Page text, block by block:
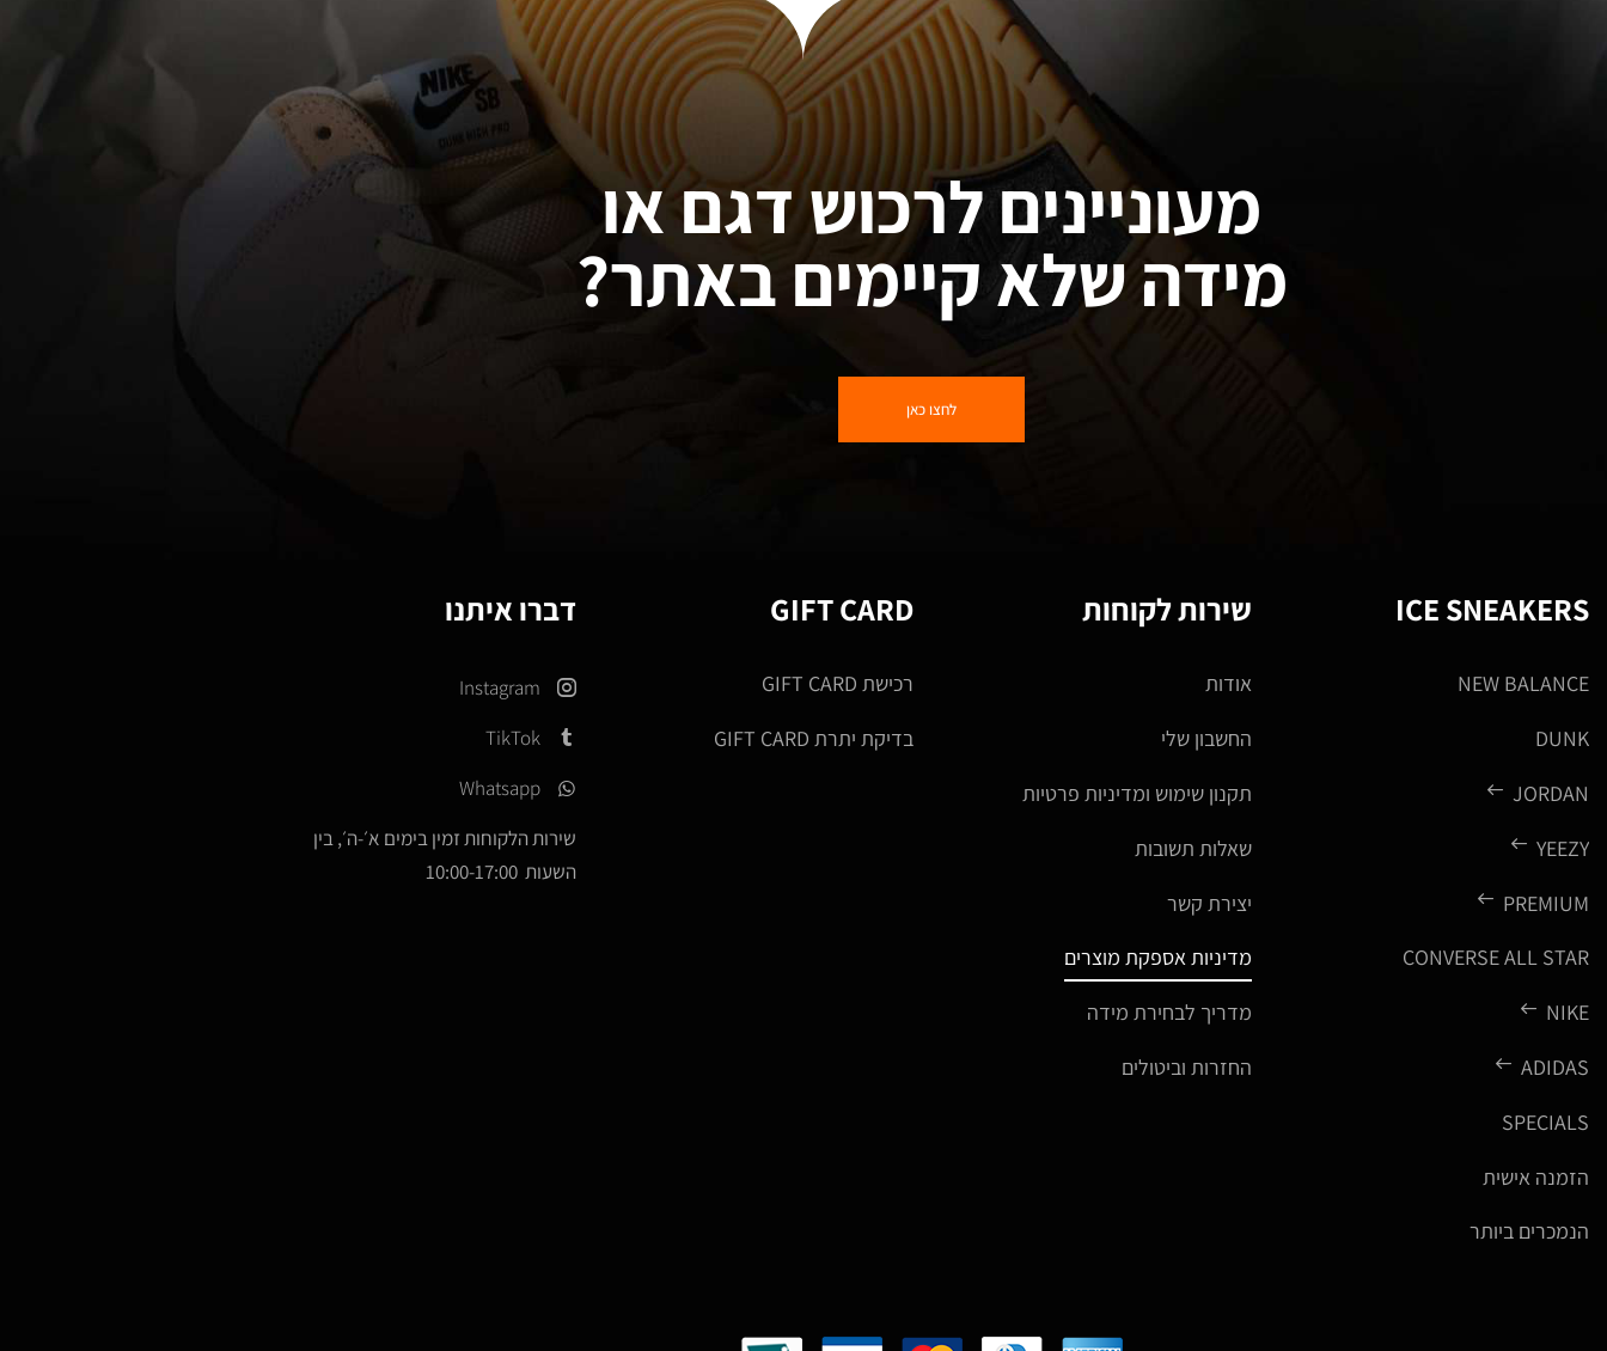
מעוניינים לרכוש דגם או
מידה שלא קיימים באתר?
לחצו כאן
ICE SNEAKERS
NEW BALANCE
DUNK
JORDAN
YEEZY
PREMIUM
CONVERSE ALL STAR
NIKE
ADIDAS
SPECIALS
הזמנה אישית
הנמכרים ביותר
שירות לקוחות
אודות
החשבון שלי
תקנון שימוש ומדיניות פרטיות
שאלות תשובות
יצירת קשר
מדיניות אספקת מוצרים
מדריך לבחירת מידה
החזרות וביטולים
GIFT CARD
רכישת GIFT CARD
בדיקת יתרת GIFT CARD
דברו איתנו
Instagram
TikTok
Whatsapp
שירות הלקוחות זמין בימים א׳-ה׳, בין
השעות 10:00-17:00